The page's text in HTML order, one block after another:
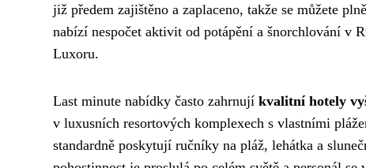
již předem zajištěno a zaplaceno, takže se můžete
nabízí nespočet aktivit od potápění a šnorchlování v
Luxoru.
Last minute nabídky často zahrnují kvalitní hotely
v luxusních resortových komplexech s vlastními
standardně poskytují ručníky na pláž, lehátka a